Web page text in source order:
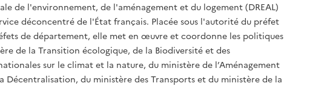
de l'environnement, de l'aménagement et du logement (DREAL)
déconcentré de l'État français. Placée sous l'autorité du préfet
de département, elle met en œuvre et coordonne les politiques
de la Transition écologique, de la Biodiversité et des
sur le climat et la nature, du ministère de l’Aménagement
du ministère des Transports et du ministère de la